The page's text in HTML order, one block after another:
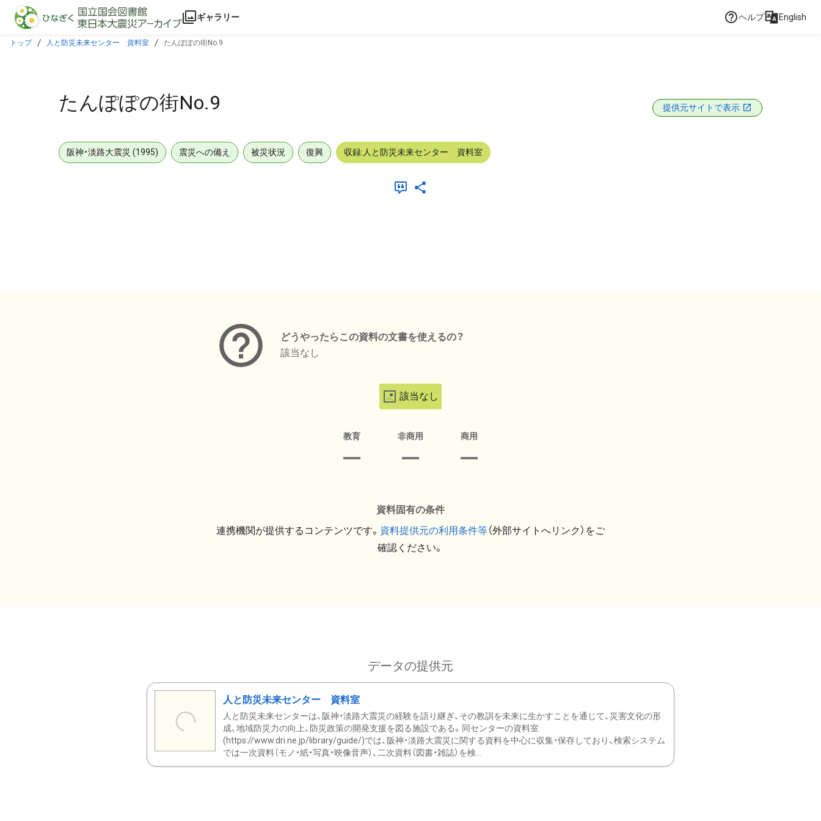
本文に飛ぶ
ギャラリー ヘルプ English
トップ 人と防災未来センター 資料室 たんぽぽの街No.9
たんぽぽの街No.9 提供元サイトで表示
阪神・淡路大震災 (1995) 震災への備え 被災状況 復興 収録:人と防災未来センター 資料室
どうやったらこの資料の文書を使えるの？
該当なし
該当なし
教育 非商用 商用
資料固有の条件
連携機関が提供するコンテンツです。 資料提供元の利用条件等（外部サイトへリンク）をご
確認ください。
データの提供元
人と防災未来センター 資料室
人と防災未来センターは、阪神・淡路大震災の経験を語り継ぎ、その教訓を未来に生かすことを通じて、災害文化の形
成、地域防災力の向上、防災政策の開発支援を図る施設である。同センターの資料室
(https://www.dri.ne.jp/library/guide/)では、阪神・淡路大震災に関する資料を中心に収集・保存しており、検索システム
では一次資料（モノ・紙・写真・映像音声）、二次資料（図書・雑誌）を検...